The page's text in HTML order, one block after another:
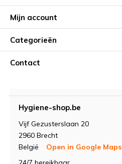
Mijn account
Categorieën
Contact
Hygiene-shop.be
Vijf Gezusterslaan 20
2960 Brecht
België
Open in Google Maps